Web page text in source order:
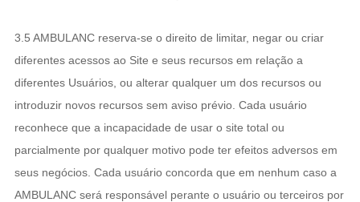
3.5 AMBULANC reserva-se o direito de limitar, negar ou criar
diferentes acessos ao Site e seus recursos em relação a
diferentes Usuários, ou alterar qualquer um dos recursos ou
introduzir novos recursos sem aviso prévio. Cada usuário
reconhece que a incapacidade de usar o site total ou
parcialmente por qualquer motivo pode ter efeitos adversos em
seus negócios. Cada usuário concorda que em nenhum caso a
AMBULANC será responsável perante o usuário ou terceiros por